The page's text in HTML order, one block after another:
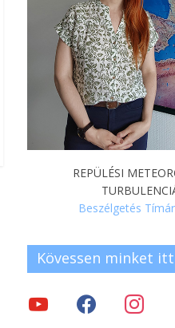
REPÜLÉSI
Beszélgetés
Kövessen minket